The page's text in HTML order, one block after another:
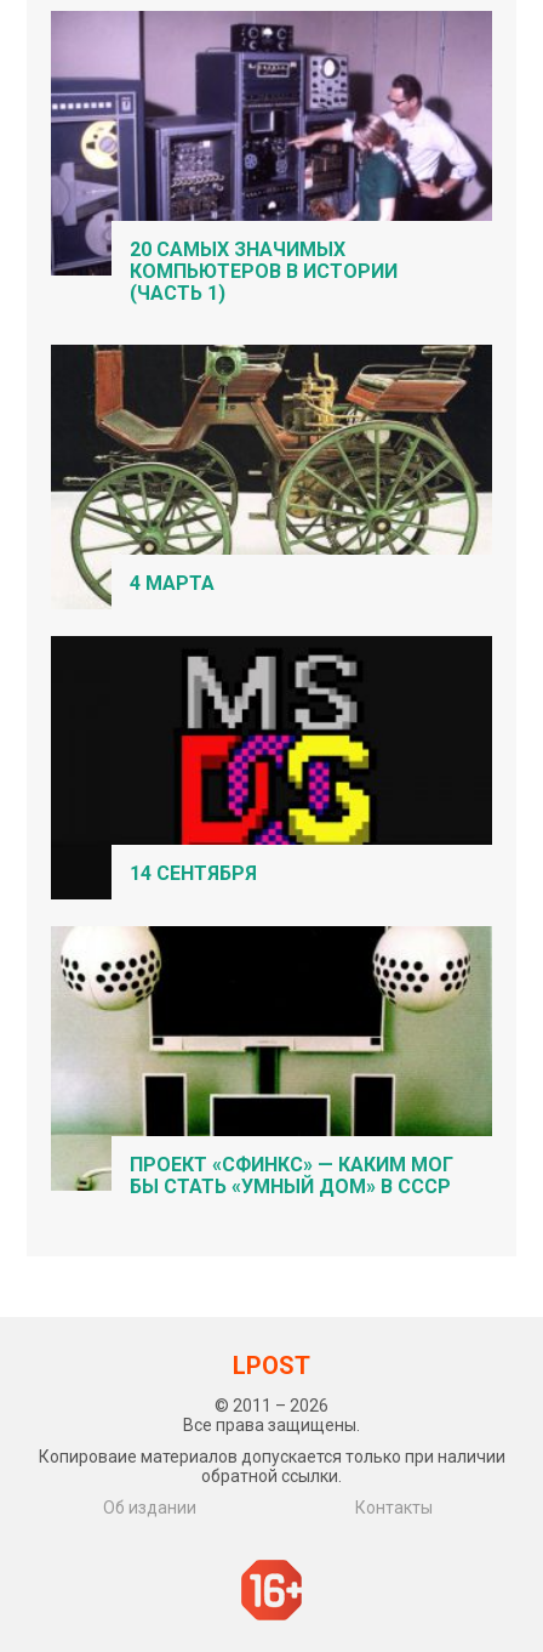
20 САМЫХ ЗНАЧИМЫХ
КОМПЬЮТЕРОВ В ИСТОРИИ
(ЧАСТЬ 1)
4 МАРТА
14 СЕНТЯБРЯ
ПРОЕКТ «СФИНКС» — КАКИМ МОГ
БЫ СТАТЬ «УМНЫЙ ДОМ» В СССР
LPOST
© 2011 – 2026
Все права защищены.
Копироваие материалов допускается только при наличии
обратной ссылки.
Об издании
Контакты